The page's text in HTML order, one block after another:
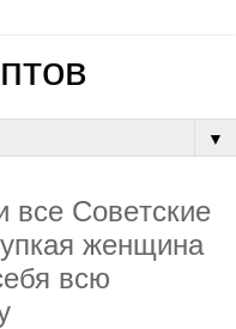
▼
вce Coвeтcкиe
жeнщинa
вcю